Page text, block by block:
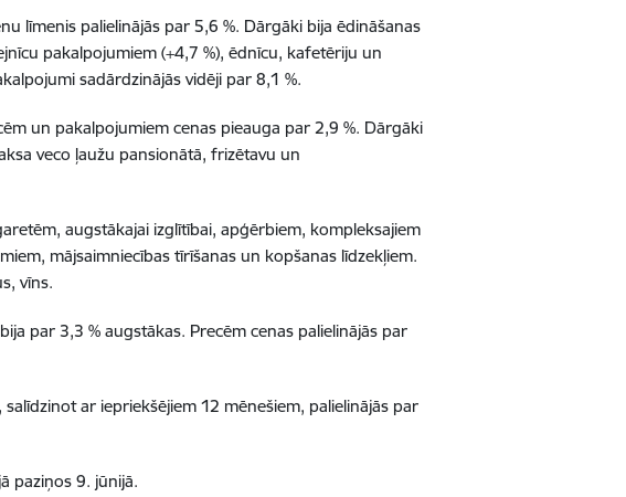
līmenis palielinājās par 5,6 %. Dārgāki bija ēdināšanas
pakalpojumiem (+4,7 %), ēdnīcu, kafetēriju un
sadārdzinājās vidēji par 8,1 %.
un pakalpojumiem cenas pieauga par 2,9 %. Dārgāki
veco ļaužu pansionātā, frizētavu un
augstākajai izglītībai, apģērbiem, kompleksajiem
mājsaimniecības tīrīšanas un kopšanas līdzekļiem.
vīns.
par 3,3 % augstākas. Precēm cenas palielinājās par
ar iepriekšējiem 12 mēnešiem, palielinājās par
paziņos 9. jūnijā.